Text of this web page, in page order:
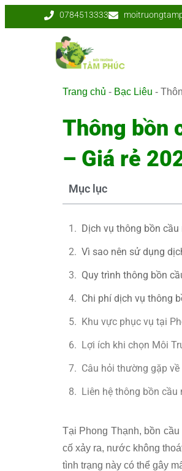
0784513333
Trang chủ - Bạc Liêu -
Thông bồn
– Giá rẻ
Mục lục
Dịch vụ thông bồn
Vì sao nên sử dụng
Quy trình thông bồn
Chi phí dịch vụ thông
Khu vực phục vụ tại
Lợi ích khi chọn Môi
Câu hỏi thường gặp
Liên hệ thông bồn
Tại Phong Thạnh, bồn
cố xảy ra, nước không
tình trạng này có thể gây